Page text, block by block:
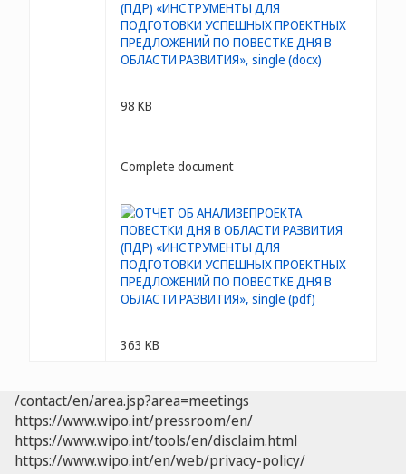
98 KB
Complete document
363 KB
/contact/en/area.jsp?area=meetings
https://www.wipo.int/pressroom/en/
https://www.wipo.int/tools/en/disclaim.html
https://www.wipo.int/en/web/privacy-policy/